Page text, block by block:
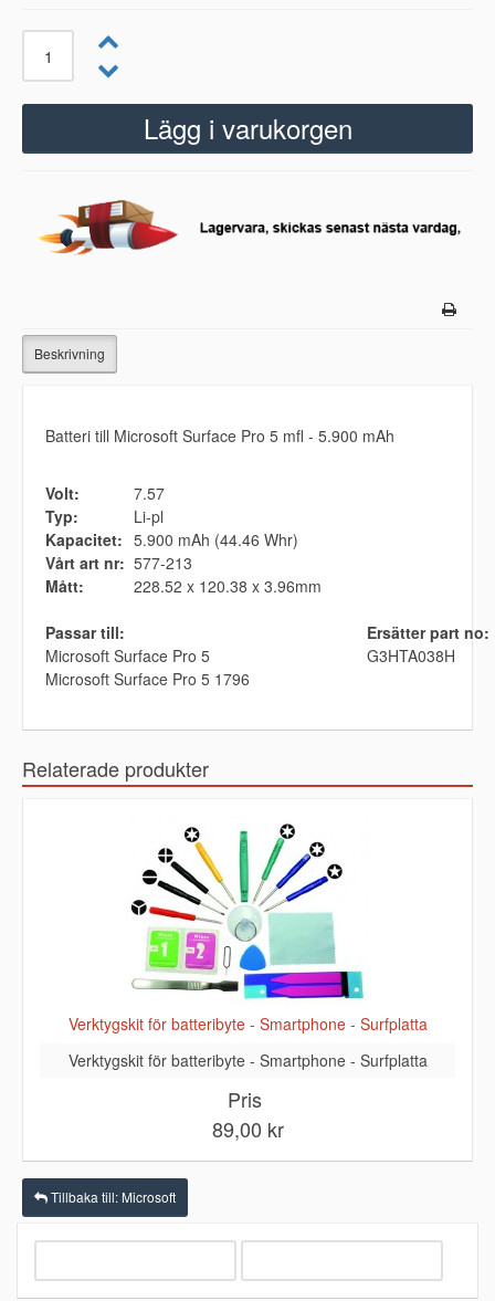
Beskrivning
Batteri till Microsoft Surface Pro 5 mfl - 5.900 mAh
Volt:
7.57
Typ:
Li-pl
Kapacitet: 5.900 mAh (44.46 Whr)
Vårt art nr: 577-213
Mått:
228.52 x 120.38 x 3.96mm
Passar till:
Ersätter part no:
Microsoft Surface Pro 5
Microsoft Surface Pro 5 1796
G3HTA038H
Relaterade produkter
Verktygskit för batteribyte - Smartphone - Surfplatta
Verktygskit för batteribyte - Smartphone - Surfplatta
Pris
89,00 kr
Tillbaka till: Microsoft